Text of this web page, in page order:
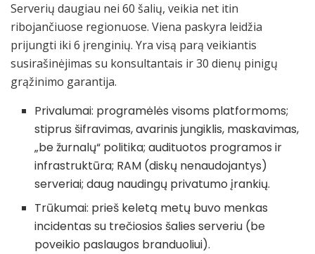
Serverių daugiau nei 60 šalių, veikia net itin
ribojančiuose regionuose. Viena paskyra leidžia
prijungti iki 6 įrenginių. Yra visą parą veikiantis
susirašinėjimas su konsultantais ir 30 dienų pinigų
grąžinimo garantija.
Privalumai: programėlės visoms platformoms;
stiprus šifravimas, avarinis jungiklis, maskavimas,
„be žurnalų“ politika; audituotos programos ir
infrastruktūra; RAM (diskų nenaudojantys)
serveriai; daug naudingų privatumo įrankių.
Trūkumai: prieš keletą metų buvo menkas
incidentas su trečiosios šalies serveriu (be
poveikio paslaugos branduoliui).